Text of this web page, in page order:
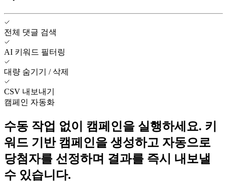
전체 댓글 검색
AI 키워드 필터링
대량 숨기기 / 삭제
CSV 내보내기
캠페인 자동화
수동 작업 없이 캠페인을 실행하세요. 키
워드 기반 캠페인을 생성하고 자동으로
당첨자를 선정하며 결과를 즉시 내보낼
수 있습니다.